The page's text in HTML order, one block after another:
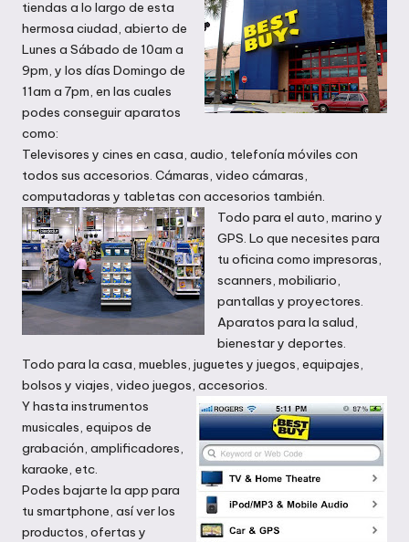
tiendas a lo largo de esta
hermosa ciudad, abierto de
Lunes a Sábado de 10am a
9pm, y los días Domingo de
11am a 7pm, en las cuales
podes conseguir aparatos
como:
Televisores y cines en casa, audio, telefonía móviles con
todos sus accesorios. Cámaras, video cámaras,
computadoras y tabletas con accesorios también.
Todo para el auto, marino y
GPS. Lo que necesites para
tu oficina como impresoras,
scanners, mobiliario,
pantallas y proyectores.
Aparatos para la salud,
bienestar y deportes.
Todo para la casa, muebles, juguetes y juegos, equipajes,
bolsos y viajes, video juegos, accesorios.
Y hasta instrumentos
musicales, equipos de
grabación, amplificadores,
karaoke, etc.
Podes bajarte la app para
tu smartphone, así ver los
productos, ofertas y